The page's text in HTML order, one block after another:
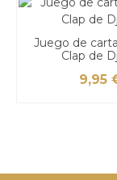
Juego de
Clap de
9,95